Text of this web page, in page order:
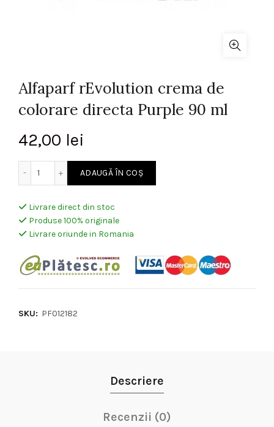
Alfaparf rEvolution crema de
colorare directa Purple 90 ml
42,00 lei
Cantitate Alfaparf rEvolution crema de colorare directa
ADAUGĂ ÎN COȘ
Livrare direct din stoc
Produse 100% originale
Livrare oriunde in Romania
SKU: PF012182
Descriere
Recenzii (0)